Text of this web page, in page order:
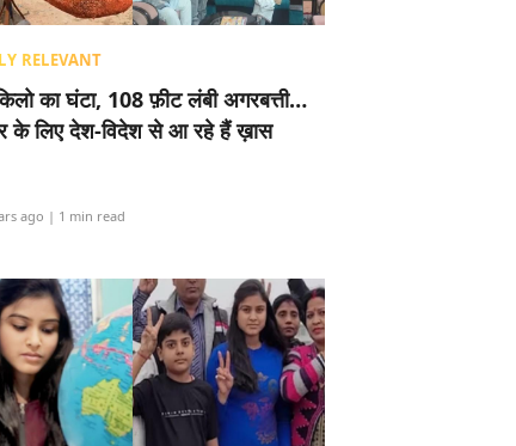
RELEVANT
का घंटा, 108 फ़ीट लंबी अगरबत्ती…
के लिए देश-विदेश से आ रहे हैं ख़ास
ago | 1 min read